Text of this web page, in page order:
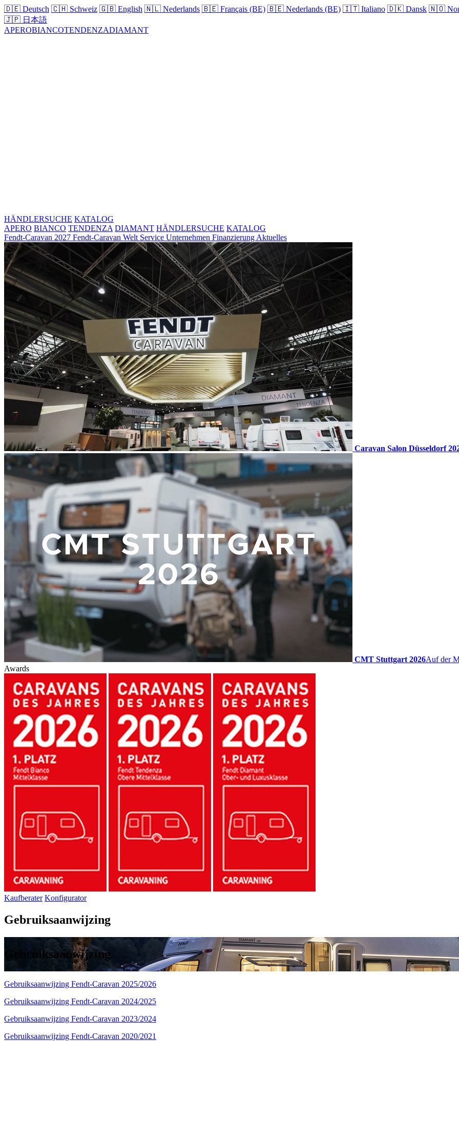
🇩🇪 Deutsch 🇨🇭 Schweiz 🇬🇧 English 🇳🇱 Nederlands 🇧🇪 Français (BE) 🇧🇪 Nederlands (BE) 🇮🇹 Italiano 🇩🇰 Dansk 🇳🇴
🇯🇵 日本語
APEROBIANCOTENDENZADIAMANT
HÄNDLERSUCHE KATALOG
APERO BIANCO TENDENZA DIAMANT HÄNDLERSUCHE KATALOG
Fendt-Caravan 2027 Fendt-Caravan Welt Service Unternehmen Finanzierung Aktuelles
Caravan Salon Düsseldorf
CMT Stuttgart 2026Auf der
Awards
Kaufberater Konfigurator
Gebruiksaanwijzing
Gebruiksaanwijzing
Gebruiksaanwijzing Fendt-Caravan 2025/2026
Gebruiksaanwijzing Fendt-Caravan 2024/2025
Gebruiksaanwijzing Fendt-Caravan 2023/2024
Gebruiksaanwijzing Fendt-Caravan 2020/2021